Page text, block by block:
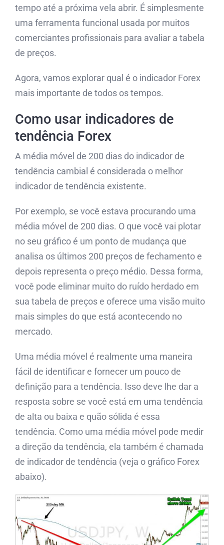
tempo até a próxima vela abrir. É simplesmente
uma ferramenta funcional usada por muitos
comerciantes profissionais para avaliar a tabela
de preços.
Agora, vamos explorar qual é o indicador Forex
mais importante de todos os tempos.
Como usar indicadores de
tendência Forex
A média móvel de 200 dias do indicador de
tendência cambial é considerada o melhor
indicador de tendência existente.
Por exemplo, se você estava procurando uma
média móvel de 200 dias. O que você vai plotar
no seu gráfico é um ponto de mudança que
analisa os últimos 200 preços de fechamento e
depois representa o preço médio. Dessa forma,
você pode eliminar muito do ruído herdado em
sua tabela de preços e oferece uma visão muito
mais simples do que está acontecendo no
mercado.
Uma média móvel é realmente uma maneira
fácil de identificar e fornecer um pouco de
definição para a tendência. Isso deve lhe dar a
resposta sobre se você está em uma tendência
de alta ou baixa e quão sólida é essa
tendência. Como uma média móvel pode medir
a direção da tendência, ela também é chamada
de indicador de tendência (veja o gráfico Forex
abaixo).